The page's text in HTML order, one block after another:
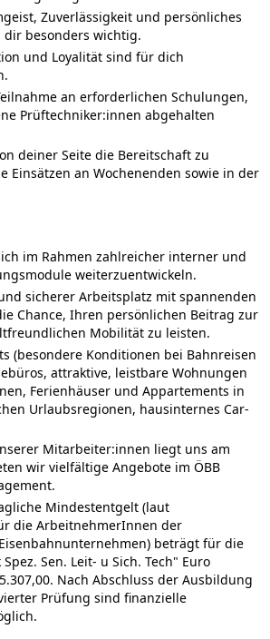
Zuverlässigkeit und persönliches
dir besonders wichtig.
und Loyalität sind für dich
an erforderlichen Schulungen,
Prüftechniker:innen abgehalten
deiner Seite die Bereitschaft zu
Einsätzen an Wochenenden sowie in der
im Rahmen zahlreicher interner und
weiterzuentwickeln.
sicherer Arbeitsplatz mit spannenden
Chance, Ihren persönlichen Beitrag zur
Mobilität zu leisten.
(besondere Konditionen bei Bahnreisen
attraktive, leistbare Wohnungen
Ferienhäuser und Appartements in
Urlaubsregionen, hausinternes Car-
Mitarbeiter:innen liegt uns am
wir vielfältige Angebote im ÖBB
Mindestentgelt (laut
die ArbeitnehmerInnen der
beträgt für die
Sen. Leit- u Sich. Tech" Euro
Nach Abschluss der Ausbildung
Prüfung sind finanzielle